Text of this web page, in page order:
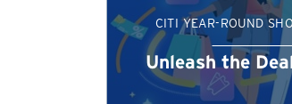
CITI YEAR-ROUND
Unleash the